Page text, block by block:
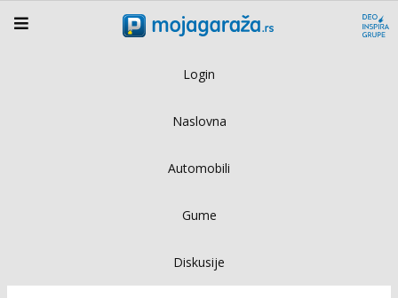
Login
Naslovna
Automobili
Gume
Diskusije